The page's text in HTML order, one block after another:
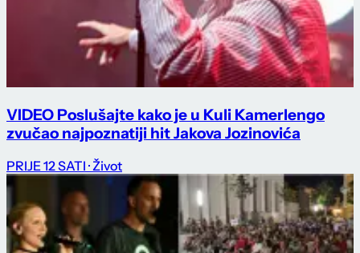
VIDEO Poslušajte kako je u Kuli Kamerlengo
zvučao najpoznatiji hit Jakova Jozinovića
PRIJE 12 SATI · Život